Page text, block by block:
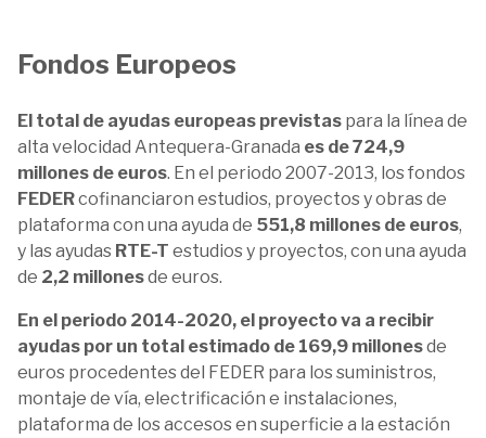
Fondos Europeos
El total de ayudas europeas previstas para la línea de
alta velocidad Antequera-Granada es de 724,9
millones de euros. En el periodo 2007-2013, los fondos
FEDERcofinanciaron estudios, proyectos y obras de
plataforma con una ayuda de 551,8 millones de euros,
y las ayudas RTE-T estudios y proyectos, con una ayuda
de 2,2 millonesde euros.
En el periodo 2014-2020, el proyecto va a recibir
ayudas por un total estimado de 169,9 millonesde
euros procedentes del FEDER para los suministros,
montaje de vía, electrificación e instalaciones,
plataforma de los accesos en superficie a la estación